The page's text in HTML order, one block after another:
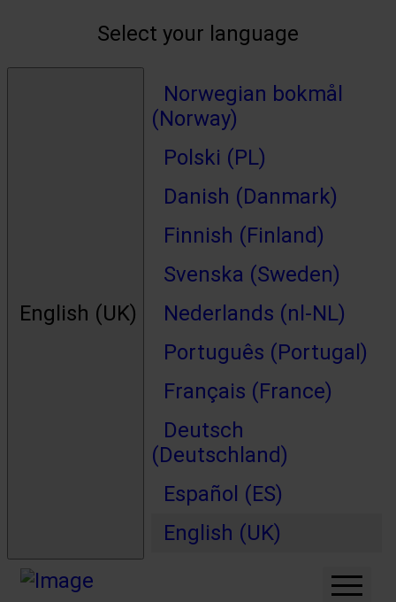
Select your language
English (UK)
Norwegian bokmål
(Norway)
Polski (PL)
Danish (Danmark)
Finnish (Finland)
Svenska (Sweden)
Nederlands (nl-NL)
Português (Portugal)
Français (France)
Deutsch
(Deutschland)
Español (ES)
English (UK)